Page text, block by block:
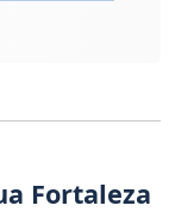
Fortaleza